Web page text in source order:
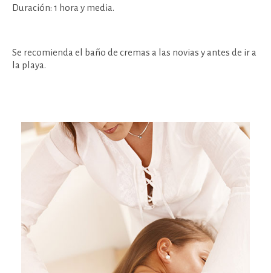
Duración: 1 hora y media.
Se recomienda el baño de cremas a las novias y antes de ir a
la playa.